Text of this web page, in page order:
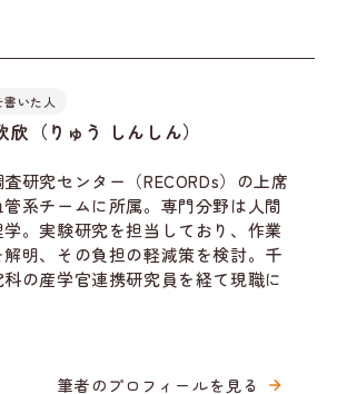
書いた人
（りゅう しんしん）
研究センター（RECORDs）の上席
系チームに所属。専門分野は人間
。実験研究を担当しており、作業
明、その負担の軽減策を検討。千
の産学官連携研究員を経て現職に
筆者のプロフィールを見る